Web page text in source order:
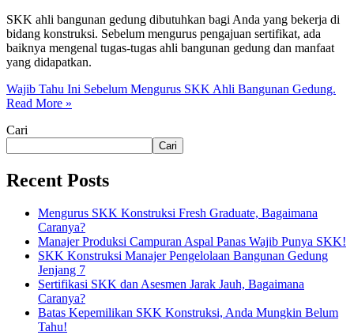
SKK ahli bangunan gedung dibutuhkan bagi Anda yang bekerja di
bidang konstruksi. Sebelum mengurus pengajuan sertifikat, ada
baiknya mengenal tugas-tugas ahli bangunan gedung dan manfaat
yang didapatkan.
Wajib Tahu Ini Sebelum Mengurus SKK Ahli Bangunan Gedung.
Read More »
Cari
Cari
Recent Posts
Mengurus SKK Konstruksi Fresh Graduate, Bagaimana
Caranya?
Manajer Produksi Campuran Aspal Panas Wajib Punya SKK!
SKK Konstruksi Manajer Pengelolaan Bangunan Gedung
Jenjang 7
Sertifikasi SKK dan Asesmen Jarak Jauh, Bagaimana
Caranya?
Batas Kepemilikan SKK Konstruksi, Anda Mungkin Belum
Tahu!